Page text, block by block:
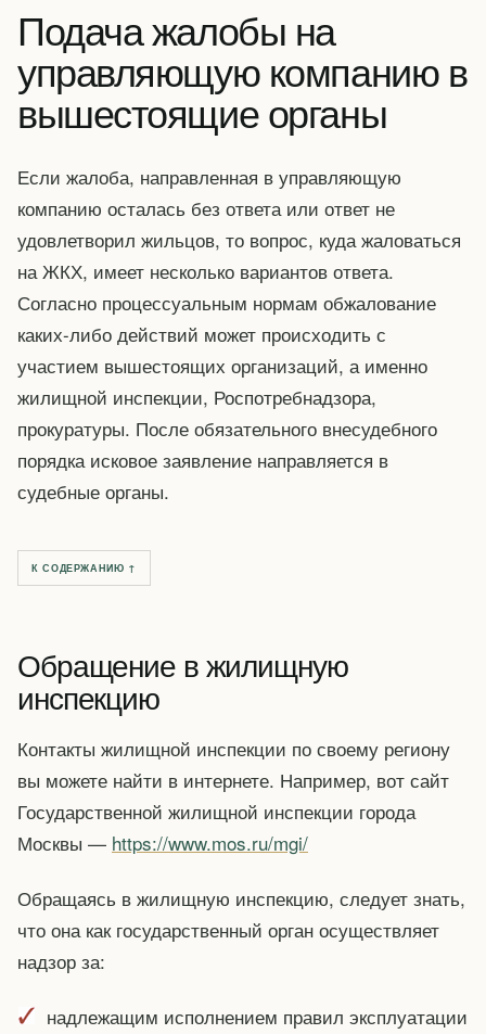
Подача жалобы на
управляющую компанию в
вышестоящие органы
Если жалоба, направленная в управляющую
компанию осталась без ответа или ответ не
удовлетворил жильцов, то вопрос, куда жаловаться
на ЖКХ, имеет несколько вариантов ответа.
Согласно процессуальным нормам обжалование
каких-либо действий может происходить с
участием вышестоящих организаций, а именно
жилищной инспекции, Роспотребнадзора,
прокуратуры. После обязательного внесудебного
порядка исковое заявление направляется в
судебные органы.
К СОДЕРЖАНИЮ ↑
Обращение в жилищную
инспекцию
Контакты жилищной инспекции по своему региону
вы можете найти в интернете. Например, вот сайт
Государственной жилищной инспекции города
Москвы — https://www.mos.ru/mgi/
Обращаясь в жилищную инспекцию, следует знать,
что она как государственный орган осуществляет
надзор за:
надлежащим исполнением правил эксплуатации